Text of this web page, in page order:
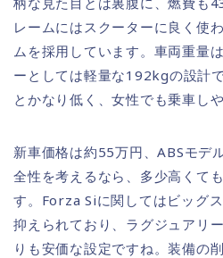
レームにはスクーターに良く使
ムを採用しています。車両重量
ーとしては軽量な192kgの設計
とかなり低く、女性でも乗車し
新車価格は約55万円、ABSモデ
全性を考えるなら、多少高くて
す。Forza Siに関してはビッグ
抑えられており、ラグジュアリ
りも安価な設定ですね。装備の